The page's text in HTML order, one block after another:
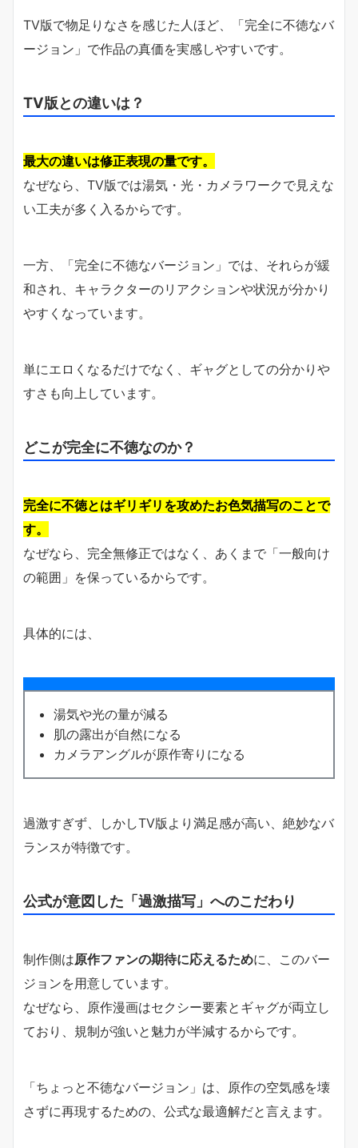
TV版で物足りなさを感じた人ほど、「完全に不徳なバ
ージョン」で作品の真価を実感しやすいです。
TV版との違いは？
最大の違いは修正表現の量です。
なぜなら、TV版では湯気・光・カメラワークで見えな
い工夫が多く入るからです。
一方、「完全に不徳なバージョン」では、それらが緩
和され、キャラクターのリアクションや状況が分かり
やすくなっています。
単にエロくなるだけでなく、ギャグとしての分かりや
すさも向上しています。
どこが完全に不徳なのか？
完全に不徳とはギリギリを攻めたお色気描写のことで
す。
なぜなら、完全無修正ではなく、あくまで「一般向け
の範囲」を保っているからです。
具体的には、
湯気や光の量が減る
肌の露出が自然になる
カメラアングルが原作寄りになる
過激すぎず、しかしTV版より満足感が高い、絶妙なバ
ランスが特徴です。
公式が意図した「過激描写」へのこだわり
制作側は原作ファンの期待に応えるために、このバー
ジョンを用意しています。
なぜなら、原作漫画はセクシー要素とギャグが両立し
ており、規制が強いと魅力が半減するからです。
「ちょっと不徳なバージョン」は、原作の空気感を壊
さずに再現するための、公式な最適解だと言えます。